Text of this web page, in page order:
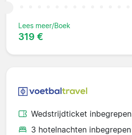
Lees meer/Boek
319 €
Wedstrijdticket inbegrepen
3 hotelnachten inbegrepen